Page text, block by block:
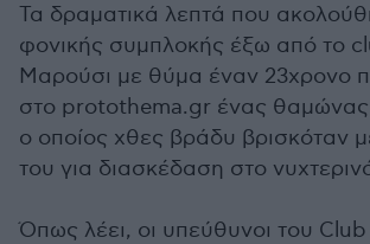
Τα δραματικά λεπτά που
φονικής συμπλοκής έξω από το
Μαρούσι με θύμα έναν 23χρονο
στο protothema.gr ένας θαμώνας
ο οποίος χθες βράδυ βρισκόταν
του για διασκέδαση στο
Όπως λέει, οι υπεύθυνοι του Club